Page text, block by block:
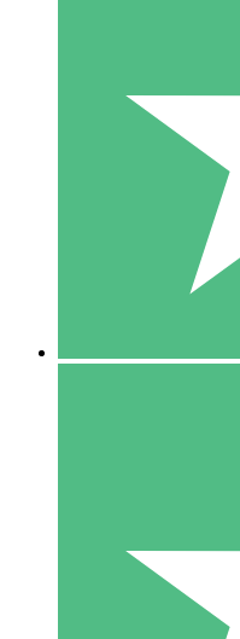
Packs de
Payez à l'utilisation avec
1
10